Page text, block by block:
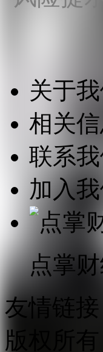
关于
相关
联系
加入
点掌
友情链接
版权所有